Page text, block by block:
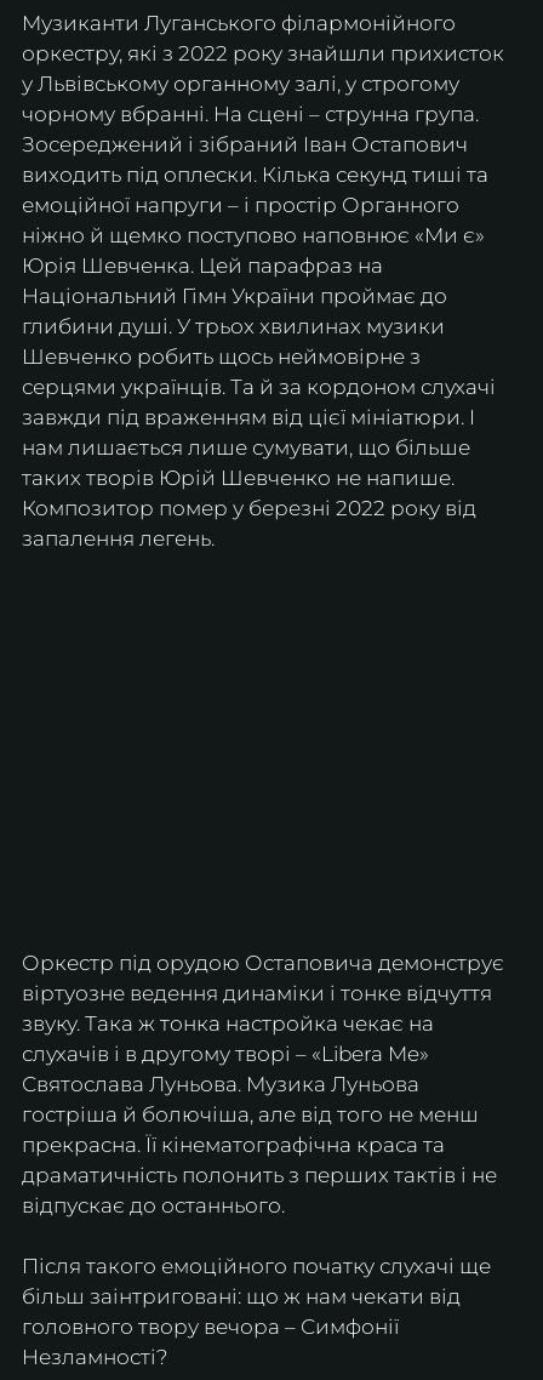
Музиканти Луганського філармонійного
оркестру, які з 2022 року знайшли прихисток
у Львівському органному залі, у строгому
чорному вбранні. На сцені – струнна група.
Зосереджений і зібраний Іван Остапович
виходить під оплески. Кілька секунд тиші та
емоційної напруги – і простір Органного
ніжно й щемко поступово наповнює «Ми є»
Юрія Шевченка. Цей парафраз на
Національний Гімн України проймає до
глибини душі. У трьох хвилинах музики
Шевченко робить щось неймовірне з
серцями українців. Та й за кордоном слухачі
завжди під враженням від цієї мініатюри. І
нам лишається лише сумувати, що більше
таких творів Юрій Шевченко не напише.
Композитор помер у березні 2022 року від
запалення легень.
Оркестр під орудою Остаповича демонструє
віртуозне ведення динаміки і тонке відчуття
звуку. Така ж тонка настройка чекає на
слухачів і в другому творі – «Libera Me»
Святослава Луньова. Музика Луньова
гостріша й болючіша, але від того не менш
прекрасна. Її кінематографічна краса та
драматичність полонить з перших тактів і не
відпускає до останнього.
Після такого емоційного початку слухачі ще
більш заінтриговані: що ж нам чекати від
головного твору вечора – Симфонії
Незламності?